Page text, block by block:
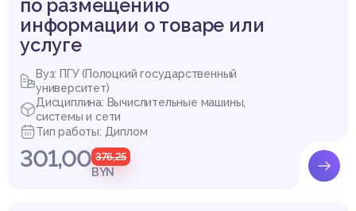
по размещению
информации о товаре или
услуге
Вуз: ПГУ (Полоцкий государственный
университет)
Дисциплина: Вычислительные машины,
системы и сети
Тип работы: Диплом
301,00 376,25
BYN